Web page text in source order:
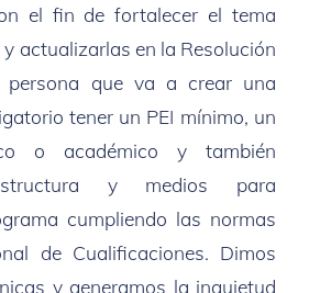
el fin de fortalecer el tema
actualizarlas en la Resolución
que va a crear una
tener un PEI mínimo, un
o académico y también
y medios para
cumpliendo las normas
de Cualificaciones. Dimos
y generamos la inquietud